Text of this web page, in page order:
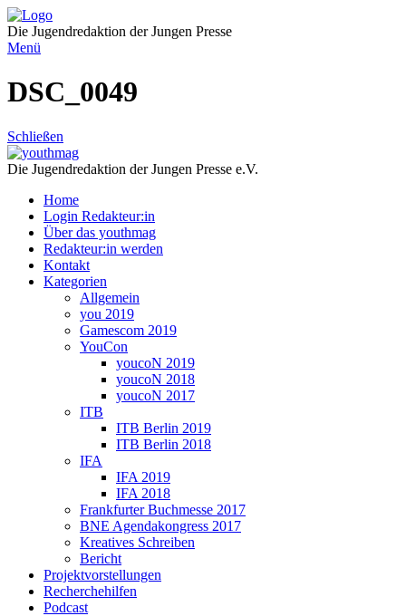
Direkt
zum
Inhalt
Die Jugendredaktion der Jungen Presse
Menü
DSC_0049
Schließen
Die Jugendredaktion der Jungen Presse e.V.
Home
Login Redakteur:in
Über das youthmag
Redakteur:in werden
Kontakt
Kategorien
Allgemein
you 2019
Gamescom 2019
YouCon
youcoN 2019
youcoN 2018
youcoN 2017
ITB
ITB Berlin 2019
ITB Berlin 2018
IFA
IFA 2019
IFA 2018
Frankfurter Buchmesse 2017
BNE Agendakongress 2017
Kreatives Schreiben
Bericht
Projektvorstellungen
Recherchehilfen
Podcast